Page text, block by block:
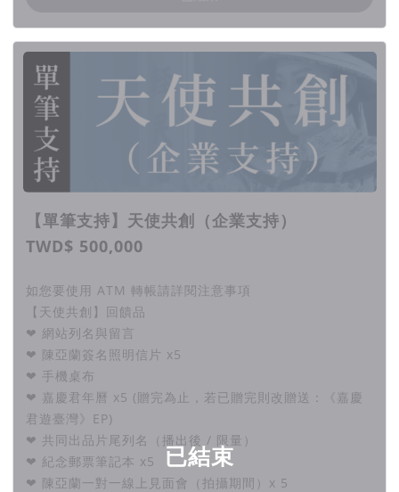
已結束
【單筆支持】天使共創（企業支持）
TWD$ 500,000
如您要使用 ATM 轉帳請詳閱注意事項
【天使共創】回饋品
❤ 網站列名與留言
❤ 陳亞蘭簽名照明信片 x5
❤ 手機桌布
❤ 嘉慶君年曆 x5 (贈完為止，若已贈完則改贈送：《嘉慶
君遊臺灣》EP)
❤ 共同出品片尾列名（播出後 / 限量）
❤ 紀念郵票筆記本 x5
❤ 陳亞蘭一對一線上見面會（拍攝期間）x 5